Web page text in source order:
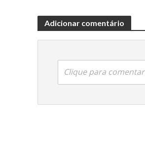
Adicionar comentário
Clique para comentar